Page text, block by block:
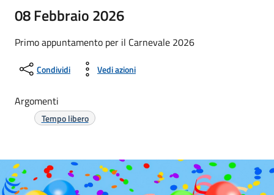
08 Febbraio 2026
Primo appuntamento per il Carnevale 2026
Condividi Vedi azioni
Argomenti
Tempo libero